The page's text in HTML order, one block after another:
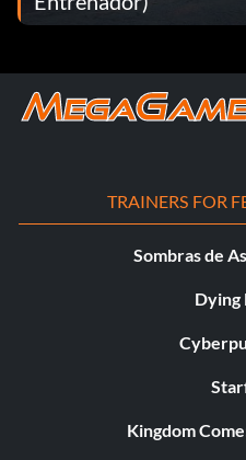
TRAINERS FOR
Sombras de
Dying
Kingdom